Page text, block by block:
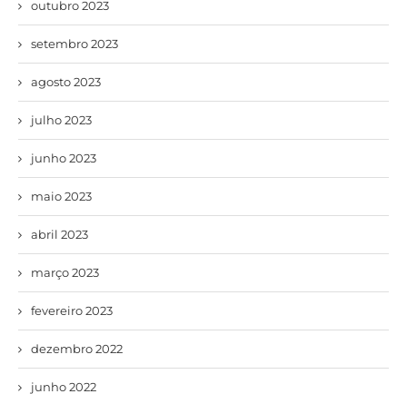
outubro 2023
setembro 2023
agosto 2023
julho 2023
junho 2023
maio 2023
abril 2023
março 2023
fevereiro 2023
dezembro 2022
junho 2022